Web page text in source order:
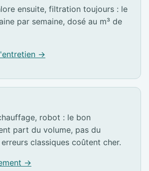
ensuite, filtration toujours : le
par semaine, dosé au m³ de
→
robot : le bon
part du volume, pas du
classiques coûtent cher.
→